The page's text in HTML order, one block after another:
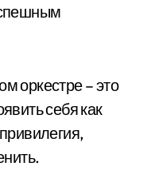
оркестре – это
себя как